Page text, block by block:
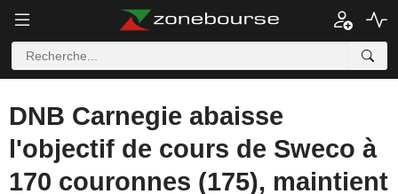
DNB Carnegie abaisse
l'objectif de cours de Sweco à
170 couronnes (175), maintient